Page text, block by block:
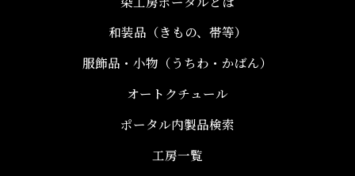
和装品（きもの、帯等）​
服飾品・小物​（うちわ・かばん）
オートクチュール
ポータル内製品検索
工房一覧